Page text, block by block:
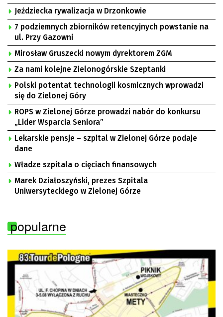
Jeździecka rywalizacja w Drzonkowie
7 podziemnych zbiorników retencyjnych powstanie na
ul. Przy Gazowni
Mirosław Gruszecki nowym dyrektorem ZGM
Za nami kolejne Zielonogórskie Szeptanki
Polski potentat technologii kosmicznych wprowadzi
się do Zielonej Góry
ROPS w Zielonej Górze prowadzi nabór do konkursu
„Lider Wsparcia Seniora”
Lekarskie pensje – szpital w Zielonej Górze podaje
dane
Władze szpitala o cięciach finansowych
Marek Działoszyński, prezes Szpitala
Uniwersyteckiego w Zielonej Górze
popularne